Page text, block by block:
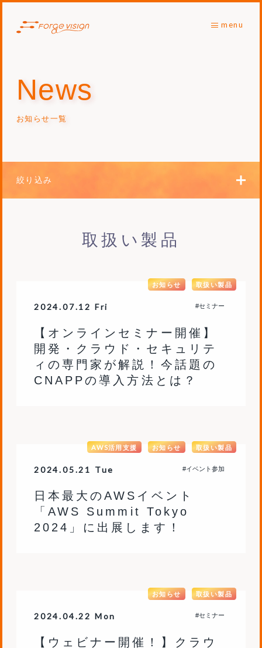
menu
News
お知らせ一覧
絞り込み
取扱い製品
2024.07.12 Fri #セミナー
お知らせ 取扱い製品
【オンラインセミナー開催】
開発・クラウド・セキュリテ
ィの専門家が解説！今話題の
CNAPPの導入方法とは？
2024.05.21 Tue #イベント参加
AWS活用支援 お知らせ 取扱い製品
日本最大のAWSイベント
「AWS Summit Tokyo
2024」に出展します！
2024.04.22 Mon #セミナー
お知らせ 取扱い製品
【ウェビナー開催！】クラウ